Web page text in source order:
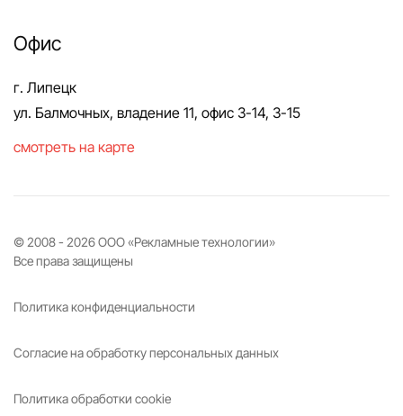
Офис
г. Липецк
ул. Балмочных, владение 11, офис 3-14, 3-15
смотреть на карте
© 2008 - 2026ООО «Рекламные технологии»
Все права защищены
Политика конфиденциальности
Согласие на обработку персональных данных
Политика обработки cookie